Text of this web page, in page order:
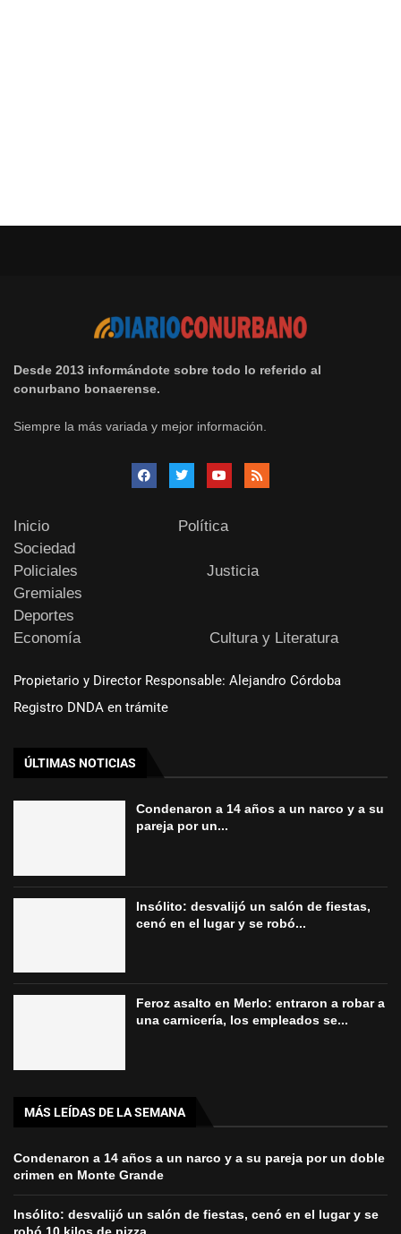
Desde 2013 informándote sobre todo lo referido al
conurbano bonaerense.
Siempre la más variada y mejor información.
Inicio
Política
Sociedad
Policiales
Justicia
Gremiales
Deportes
Economía
Cultura y Literatura
Propietario y Director Responsable: Alejandro Córdoba
Registro DNDA en trámite
ÚLTIMAS NOTICIAS
Condenaron a 14 años a un narco y a su
pareja por un...
Insólito: desvalijó un salón de fiestas,
cenó en el lugar y se robó...
Feroz asalto en Merlo: entraron a robar a
una carnicería, los empleados se...
MÁS LEÍDAS DE LA SEMANA
Condenaron a 14 años a un narco y a su pareja por un doble
crimen en Monte Grande
Insólito: desvalijó un salón de fiestas, cenó en el lugar y se
robó 10 kilos de pizza